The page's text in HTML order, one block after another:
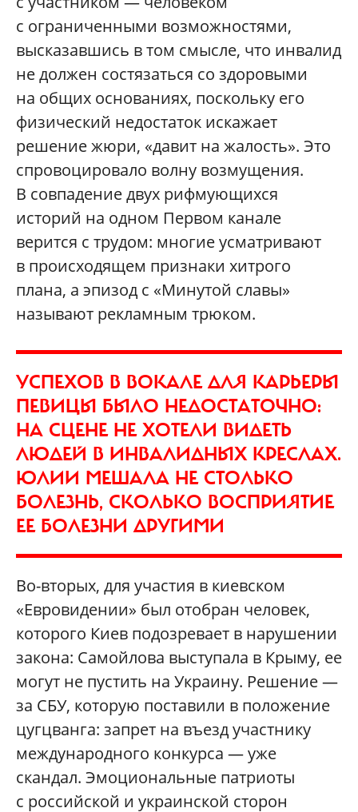
с ограниченными возможностями,
высказавшись в том смысле, что инвалид
не должен состязаться со здоровыми
на общих основаниях, поскольку его
физический недостаток искажает
решение жюри, «давит на жалость». Это
спровоцировало волну возмущения.
В совпадение двух рифмующихся
историй на одном Первом канале
верится с трудом: многие усматривают
в происходящем признаки хитрого
плана, а эпизод с «Минутой славы»
называют рекламным трюком.
УСПЕХОВ В ВОКАЛЕ ДЛЯ КАРЬЕРЫ
ПЕВИЦЫ БЫЛО НЕДОСТАТОЧНО:
НА СЦЕНЕ НЕ ХОТЕЛИ ВИДЕТЬ
ЛЮДЕЙ В ИНВАЛИДНЫХ КРЕСЛАХ.
ЮЛИИ МЕШАЛА НЕ СТОЛЬКО
БОЛЕЗНЬ, СКОЛЬКО ВОСПРИЯТИЕ
ЕЕ БОЛЕЗНИ ДРУГИМИ
Во-вторых, для участия в киевском
«Евровидении» был отобран человек,
которого Киев подозревает в нарушении
закона: Самойлова выступала в Крыму, ее
могут не пустить на Украину. Решение —
за СБУ, которую поставили в положение
цугцванга: запрет на въезд участнику
международного конкурса — уже
скандал. Эмоциональные патриоты
с российской и украинской сторон